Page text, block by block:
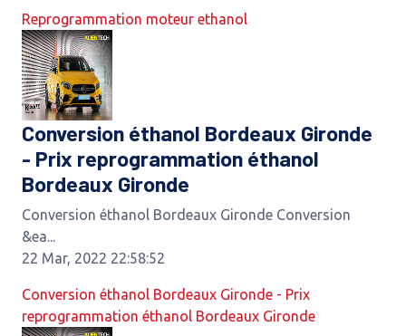
Reprogrammation moteur ethanol
Conversion éthanol Bordeaux Gironde
- Prix reprogrammation éthanol
Bordeaux Gironde
Conversion éthanol Bordeaux Gironde Conversion
&ea...
22 Mar, 2022 22:58:52
Conversion éthanol Bordeaux Gironde - Prix
reprogrammation éthanol Bordeaux Gironde